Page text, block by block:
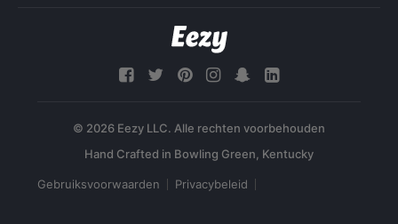
© 2026 Eezy LLC. Alle rechten voorbehouden
Gebruiksvoorwaarden Privacybeleid